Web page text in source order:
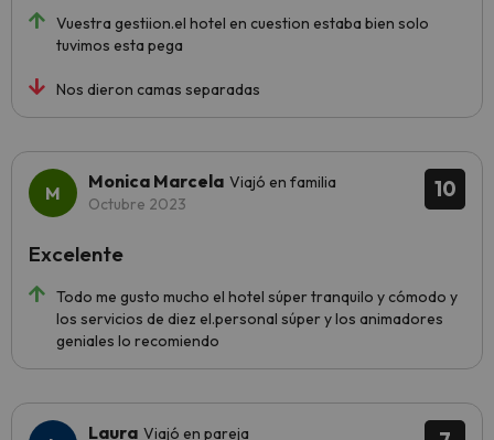
Vuestra gestiion.el hotel en cuestion estaba bien solo
tuvimos esta pega
Nos dieron camas separadas
10
Monica Marcela Viajó en familia
Octubre 2023
Todo me gusto mucho el hotel súper tranquilo y cómodo y
los servicios de diez el.personal súper y los animadores
geniales lo recomiendo
Excelente
Laura Viajó en pareja